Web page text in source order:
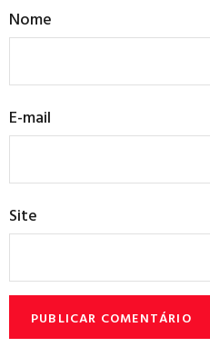
Nome
E-mail
Site